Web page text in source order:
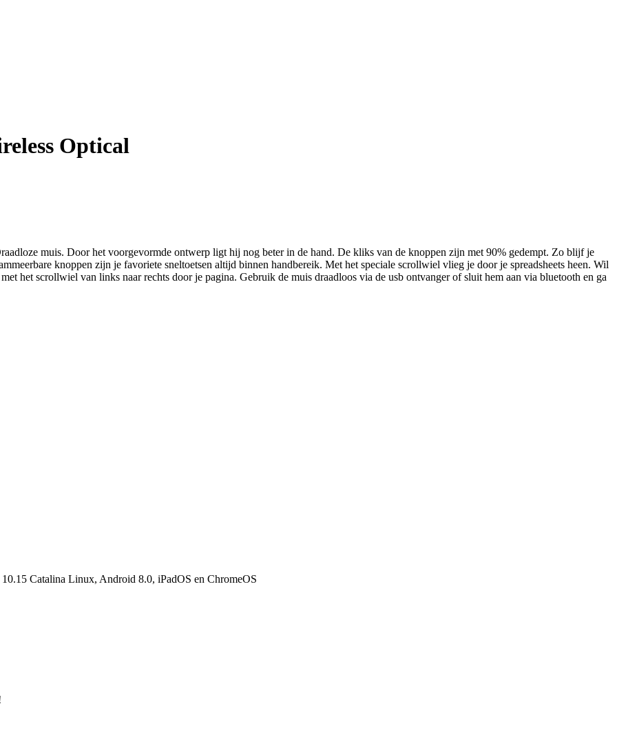
Optical
muis. Door het voorgevormde ontwerp ligt hij nog beter in de hand. De kliks van de knoppen zijn met 90% gedempt. Zo blijf je
knoppen zijn je favoriete sneltoetsen altijd binnen handbereik. Met het speciale scrollwiel vlieg je door je spreadsheets heen. Wil
het scrollwiel van links naar rechts door je pagina. Gebruik de muis draadloos via de usb ontvanger of sluit hem aan via bluetooth en ga
Catalina Linux, Android 8.0, iPadOS en ChromeOS